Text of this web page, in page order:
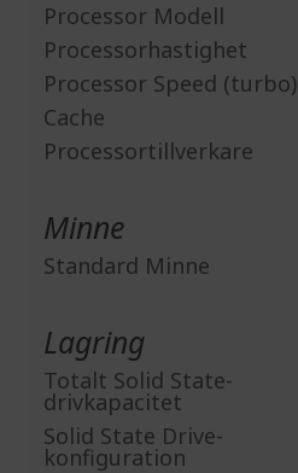
Processor Modell
Processorhastighet
Processor Speed (turbo)
Cache
Processortillverkare
Minne
Standard Minne
Lagring
Totalt Solid State-
drivkapacitet
Solid State Drive-
konfiguration